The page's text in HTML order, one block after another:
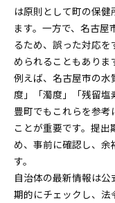
は原則として町の保
ます。一方で、名古
るため、誤った対応
められることもありま
例えば、名古屋市の
度」「濁度」「残留塩
豊町でもこれらを参
ことが重要です。提
め、事前に確認し、余
す。
自治体の最新情報は
期的にチェックし、法